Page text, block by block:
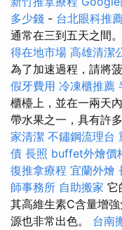
多少錢 - 台北眼科推
通常在三到五天之間。
得在地市場 高雄清潔
為了加速過程，請將
假牙費用 冷凍櫃推薦
櫃檯上，並在一兩天
帶水果之一，具有許
家清潔 不鏽鋼流理台
債 長照 buffet外燴價
復推拿療程 宜蘭外燴
師事務所 自助搬家 它
其高維生素C含量增
源也非常出色。 台南